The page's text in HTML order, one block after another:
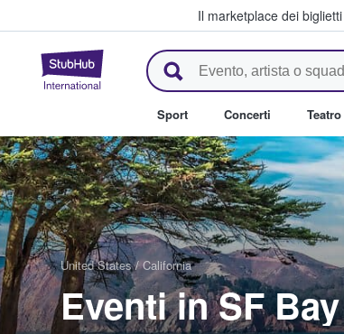
Il marketplace dei
StubHub - Dove i fan
Sport Concerti
United States / California
Eventi in